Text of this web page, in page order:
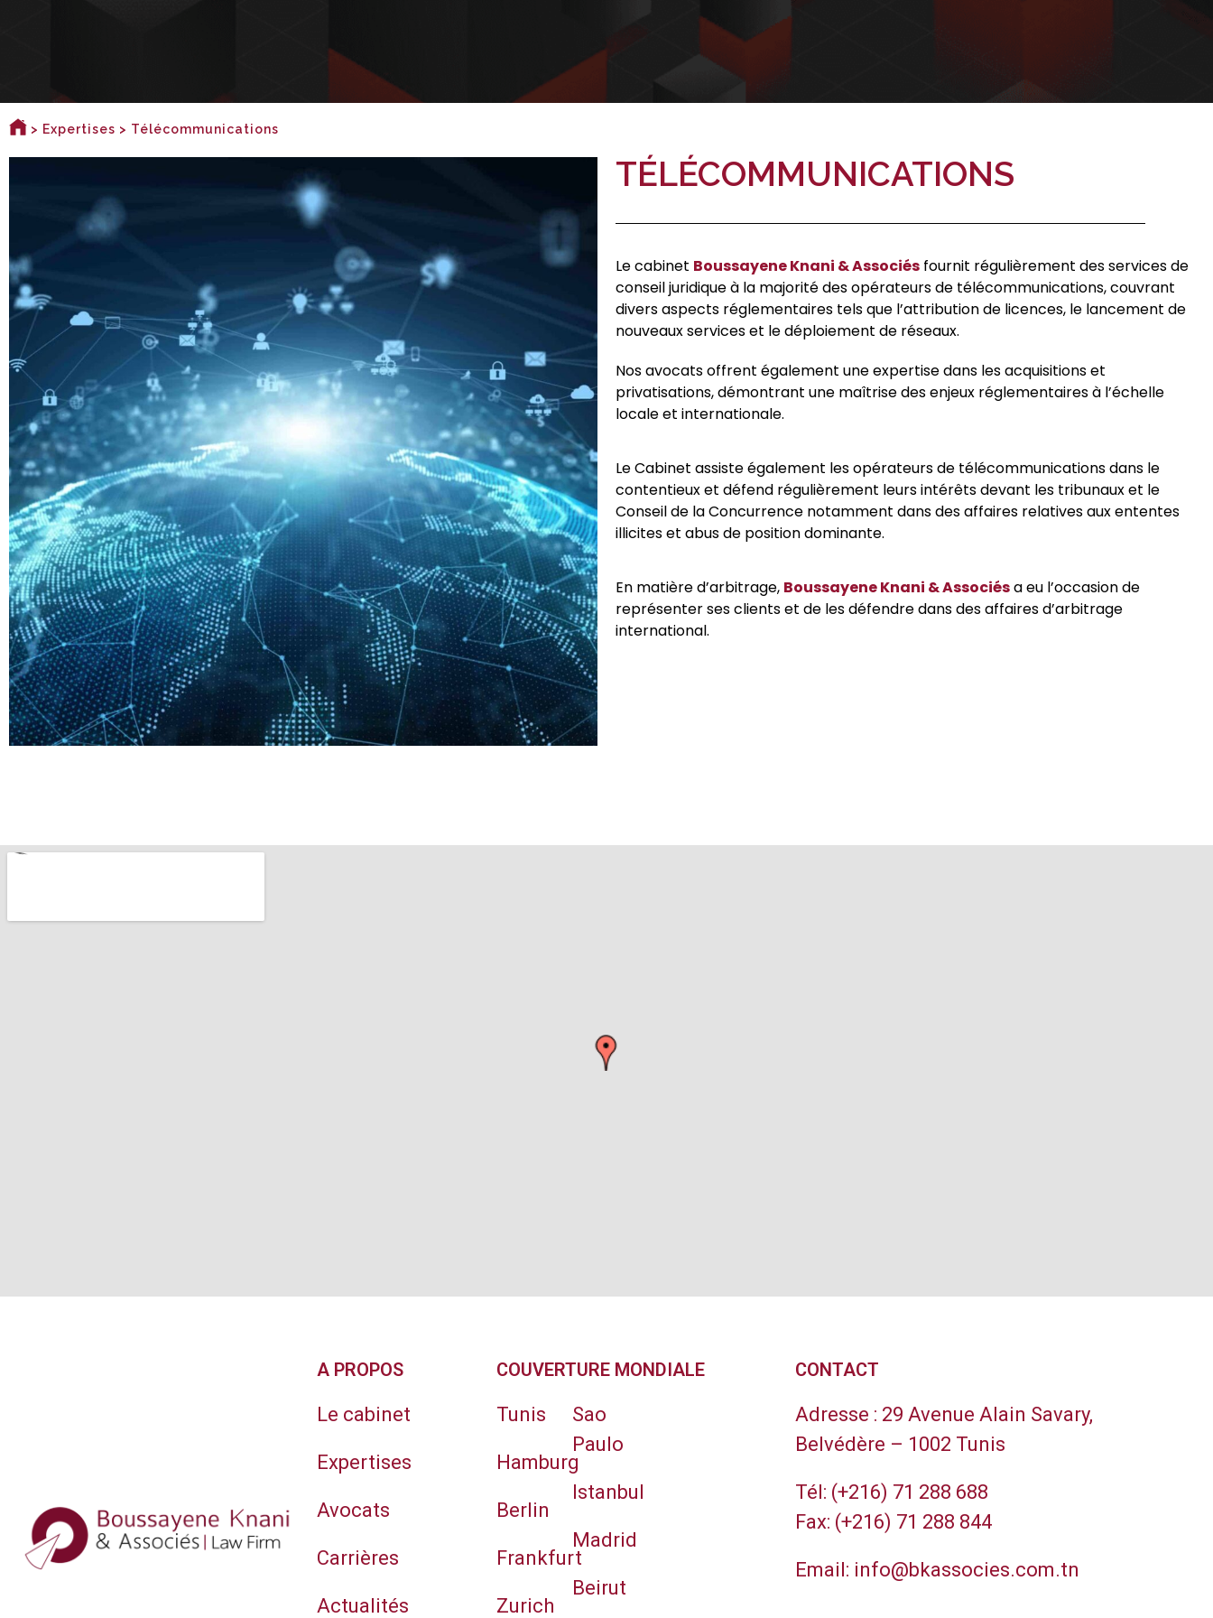
> Expertises > Télécommunications
TÉLÉCOMMUNICATIONS
Le cabinet Boussayene Knani & Associés fournit régulièrement des services de
conseil juridique à la majorité des opérateurs de télécommunications, couvrant
divers aspects réglementaires tels que l’attribution de licences, le lancement de
nouveaux services et le déploiement de réseaux.
Nos avocats offrent également une expertise dans les acquisitions et
privatisations, démontrant une maîtrise des enjeux réglementaires à l’échelle
locale et internationale.
Le Cabinet assiste également les opérateurs de télécommunications dans le
contentieux et défend régulièrement leurs intérêts devant les tribunaux et le
Conseil de la Concurrence notamment dans des affaires relatives aux ententes
illicites et abus de position dominante.
En matière d’arbitrage, Boussayene Knani & Associésa eu l’occasion de
représenter ses clients et de les défendre dans des affaires d’arbitrage
international.
A PROPOS
Le cabinet
Expertises
Avocats
Carrières
Actualités
COUVERTURE MONDIALE
Tunis
Hamburg
Berlin
Frankfurt
Zurich
Sao
Paulo
Istanbul
Madrid
Beirut
CONTACT
Adresse : 29 Avenue Alain Savary,
Belvédère – 1002 Tunis
Tél: (+216) 71 288 688
Fax: (+216) 71 288 844
Email: info@bkassocies.com.tn